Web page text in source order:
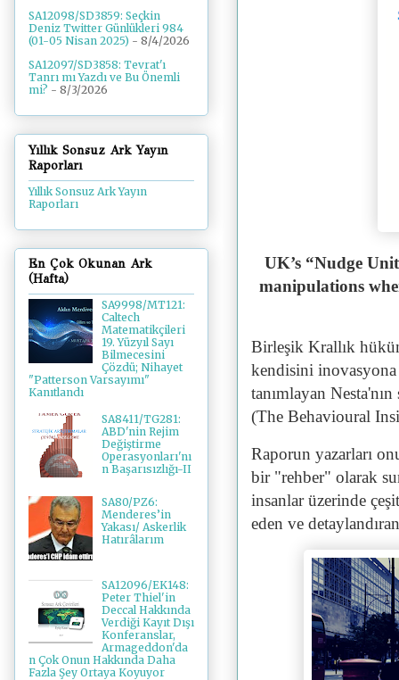
UK’s “Nudge
manipulations
Birleşik Krallık
kendisini inovasyona
tanımlayan
(The Behavioural
Raporun yazarları
bir "rehber" olarak
insanlar üzerinde
eden ve
SA12098/SD3859: Seçkin
Deniz Twitter Günlükleri 984
(01-05 Nisan 2025) - 8/4/2026
SA12097/SD3858: Tevrat'ı
Tanrı mı Yazdı ve Bu Önemli
mi? - 8/3/2026
Yıllık Sonsuz Ark Yayın
Raporları
Yıllık Sonsuz Ark Yayın
Raporları
En Çok Okunan Ark
(Hafta)
SA9998/MT121:
Caltech
Matematikçileri
19. Yüzyıl Sayı
Bilmecesini
Çözdü; Nihayet
"Patterson Varsayımı"
Kanıtlandı
SA8411/TG281:
ABD'nin Rejim
Değiştirme
Operasyonları'nı
n Başarısızlığı-II
SA80/PZ6:
Menderes’in
Yakası/ Askerlik
Hatırâlarım
SA12096/EK148:
Peter Thiel'in
Deccal Hakkında
Verdiği Kayıt Dışı
Konferanslar,
Armageddon'da
n Çok Onun Hakkında Daha
Fazla Şey Ortaya Koyuyor